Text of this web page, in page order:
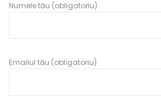
Numele tău (obligatoriu)
Emailul tău (obligatoriu)